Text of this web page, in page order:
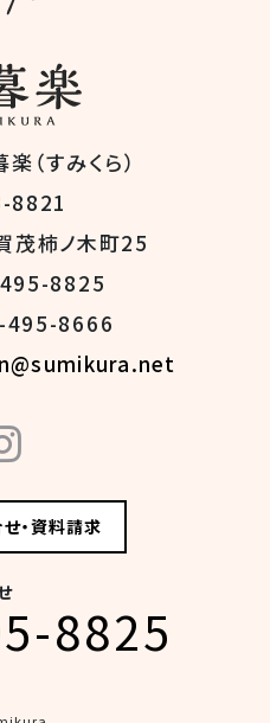
（すみくら）
8821
茂柿ノ木町25
8825
495-8666
・資料請求
8825